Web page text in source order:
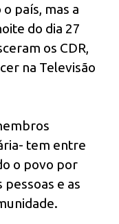
país, mas a
do dia 27
os CDR,
na Televisão
tem entre
o povo por
e as